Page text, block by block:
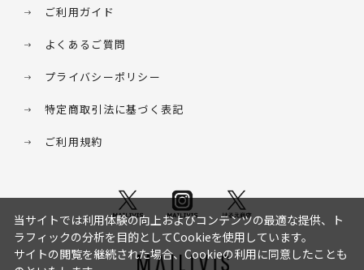
ご利用ガイド
よくあるご質問
プライバシーポリシー
特定商取引法に基づく表記
ご利用規約
当サイトでは利用体験の向上およびコンテンツの最適な提供、ト
ラフィックの分析を目的としてCookieを使用しています。
サイトの閲覧を継続された場合、Cookieの利用に同意したことも